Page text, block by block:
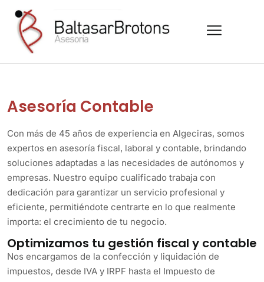
Asesoría Contable
Con más de 45 años de experiencia en Algeciras, somos
expertos en asesoría fiscal, laboral y contable, brindando
soluciones adaptadas a las necesidades de autónomos y
empresas. Nuestro equipo cualificado trabaja con
dedicación para garantizar un servicio profesional y
eficiente, permitiéndote centrarte en lo que realmente
importa: el crecimiento de tu negocio.
Optimizamos tu gestión fiscal y contable
Nos encargamos de la confección y liquidación de
impuestos, desde IVA y IRPF hasta el Impuesto de